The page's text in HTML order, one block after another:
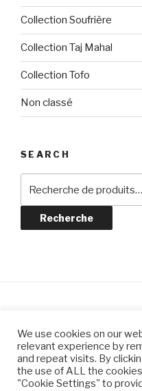
Collection Soufrière
Collection Taj Mahal
Collection Tofo
Non classé
SEARCH
Recherche
© CLAIRE JEANNIN
We use cookies on our
relevant experience by
and repeat visits. By
the use of ALL the
"Cookie Settings" to